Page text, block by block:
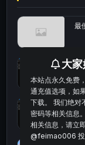
最
统
大
本站点永久免费
通充值选项，如
下载。 我们绝对
密码等相关信息
相关信息，请立
@feimao006 投